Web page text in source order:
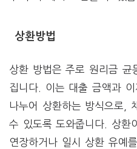
상환방법
상환 방법은 주로 원리금 균
집니다. 이는 대출 금액과
나누어 상환하는 방식으로,
수 있도록 도와줍니다. 상환
연장하거나 일시 상환 유예